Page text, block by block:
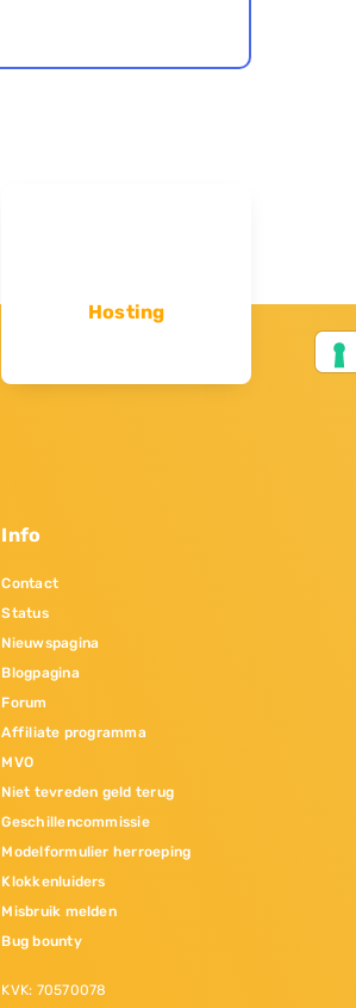
Hosting
Info
Contact
Status
Nieuwspagina
Blogpagina
Forum
Affiliate programma
MVO
Niet tevreden geld terug
Geschillencommissie
Modelformulier herroeping
Klokkenluiders
Misbruik melden
Bug bounty
KVK: 70570078